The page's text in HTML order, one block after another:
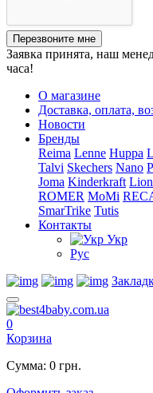
Перезвоните мне
Заявка принята, наш
часа!
О магазине
Доставка, оплата,
Новости
Бренды
Reima Lenne Huppa
Talvi Skechers Nano
Joma Kinderkraft
ROMER MoMi
SmarTrike Tutis
Контакты
Укр
Рус
0
Корзина
Сумма: 0 грн.